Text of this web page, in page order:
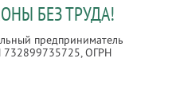
БЕЗ ТРУДА!
предприниматель
, ОГРН